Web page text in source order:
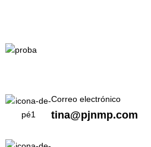
Correo electrónico
tina@pjnmp.com